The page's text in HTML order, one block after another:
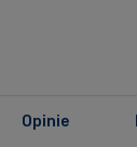
Opinie